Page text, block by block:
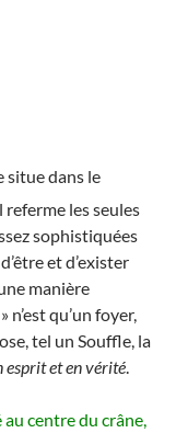
situe dans le
referme les seules
sophistiquées
et d’exister
manière
» n’est qu’un foyer,
tel un Souffle, la
esprit et en vérité
centre du crâne,